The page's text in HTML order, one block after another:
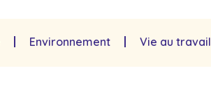
Environnement Vie au travail